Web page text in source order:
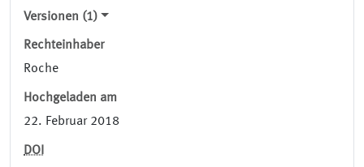
Versionen (1)
Rechteinhaber
Roche
Hochgeladen am
22. Februar 2018
DOI